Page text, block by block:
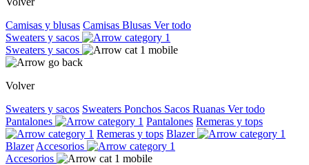
Camisas y blusas Camisas Blusas Ver todo
Sweaters y sacos
Sweaters y sacos
Volver
Sweaters y sacos Sweaters Ponchos Sacos Ruanas Ver todo
Pantalones
Pantalones Remeras y tops
Remeras y tops Blazer
Blazer Accesorios
Accesorios